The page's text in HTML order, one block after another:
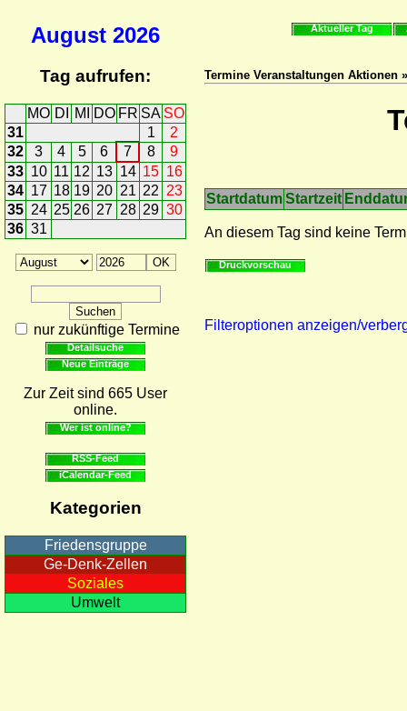
August 2026
Tag aufrufen:
MO DI MI DO FR SA SO
31
1
2
32
3 4 5 6 7 8
9
33 10 11 12 13 14 15 16
34 17 18 19 20 21 22 23
35 24 25 26 27 28 29 30
36 31
nur zukünftige Termine
Detailsuche
Neue Einträge
Zur Zeit sind 665 User
online.
Wer ist online?
RSS-Feed
iCalendar-Feed
Kategorien
Friedensgruppe
Ge-Denk-Zellen
Soziales
Umwelt
Aktueller Tag
Termine Veranstaltungen Aktionen
StartdatumStartzeit
An diesem Tag sind keine
Druckvorschau
Filteroptionen anzeigen/